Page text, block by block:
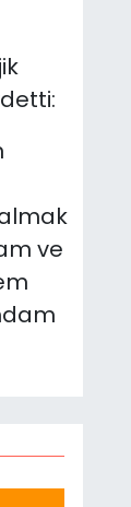
ve